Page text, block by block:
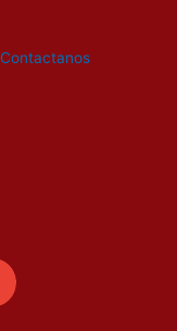
Contactanos